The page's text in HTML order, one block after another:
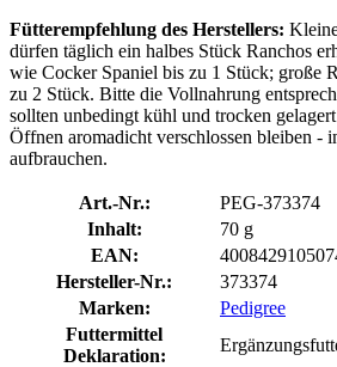
Fütterempfehlung des Herstellers:
dürfen täglich ein halbes Stück Ranchos
wie Cocker Spaniel bis zu 1 Stück; große
zu 2 Stück. Bitte die Vollnahrung
sollten unbedingt kühl und trocken
Öffnen aromadicht verschlossen bleiben -
aufbrauchen.
Art.-Nr.:
PEG-373374
Inhalt:
70 g
EAN:
Hersteller-Nr.:
373374
Marken:
Pedigree
Futtermittel
Deklaration: